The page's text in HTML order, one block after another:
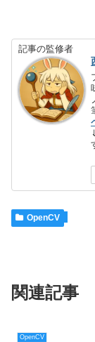
記事の監修者
OpenCV
関連記事
OpenCV